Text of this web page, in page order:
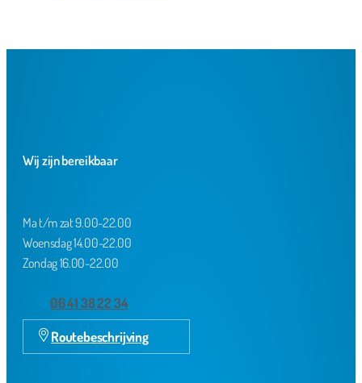
Wij zijn bereikbaar
Ma t/m zat 9.00-22.00
Woensdag 14.00-22.00
Zondag 16.00-22.00
06 41 38 22 34
Routebeschrijving